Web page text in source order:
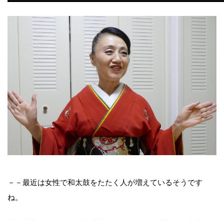
－－最近は女性で和太鼓をたたく人が増えているそうです
ね。